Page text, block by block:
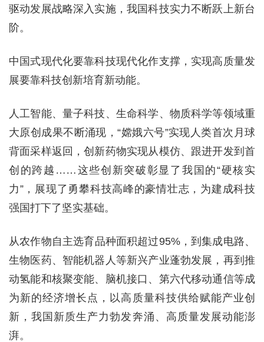
驱动发展战略深入实施，我国科技实力不断跃上新台
阶。
中国式现代化要靠科技现代化作支撑，实现高质量发
展要靠科技创新培育新动能。
人工智能、量子科技、生命科学、物质科学等领域重
大原创成果不断涌现，“嫦娥六号”实现人类首次月球
背面采样返回，创新药物实现从模仿、跟进开发到首
创的跨越……这些创新突破彰显了我国的“硬核实
力”，展现了勇攀科技高峰的豪情壮志，为建成科技
强国打下了坚实基础。
从农作物自主选育品种面积超过95%，到集成电路、
生物医药、智能机器人等新兴产业蓬勃发展，再到推
动氢能和核聚变能、脑机接口、第六代移动通信等成
为新的经济增长点，以高质量科技供给赋能产业创
新，我国新质生产力勃发奔涌、高质量发展动能澎
湃。